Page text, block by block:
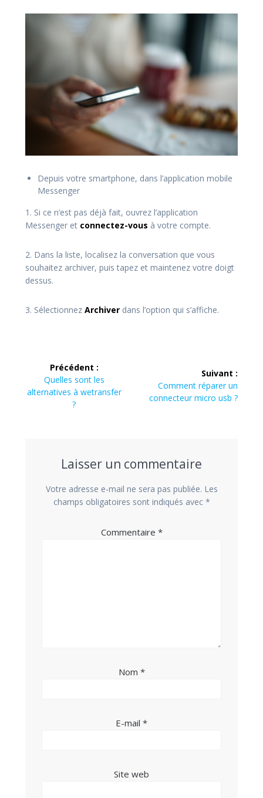
Depuis votre smartphone, dans l’application mobile
Messenger
1. Si ce n’est pas déjà fait, ouvrez l’application
Messenger et connectez-vous à votre compte.
2. Dans la liste, localisez la conversation que vous
souhaitez archiver, puis tapez et maintenez votre doigt
dessus.
3. Sélectionnez Archiver dans l’option qui s’affiche.
Navigation
de
l’article
Précédent :
Article
précédent
Quelles sont les
alternatives à wetransfer
?
Suivant :
Article
suivant
Comment réparer un
connecteur micro usb ?
Laisser un commentaire
Votre adresse e-mail ne sera pas publiée. Les
champs obligatoires sont indiqués avec *
Commentaire *
Nom *
E-mail *
Site web